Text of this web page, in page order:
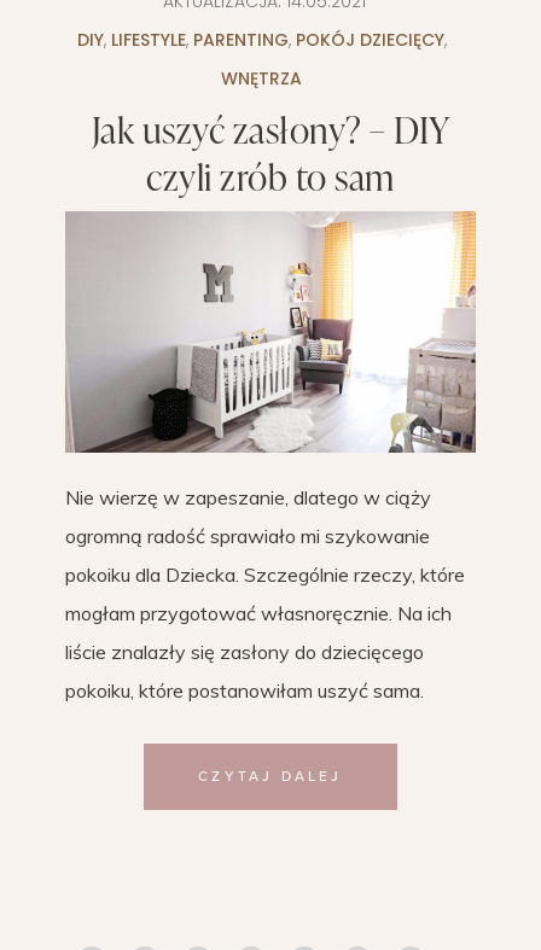
DIY, LIFESTYLE, PARENTING, POKÓJ DZIECIĘCY,
WNĘTRZA
Jak uszyć zasłony? – DIY
czyli zrób to sam
Nie wierzę w zapeszanie, dlatego w ciąży
ogromną radość sprawiało mi szykowanie
pokoiku dla Dziecka. Szczególnie rzeczy, które
mogłam przygotować własnoręcznie. Na ich
liście znalazły się zasłony do dziecięcego
pokoiku, które postanowiłam uszyć sama.
CZYTAJ DALEJ